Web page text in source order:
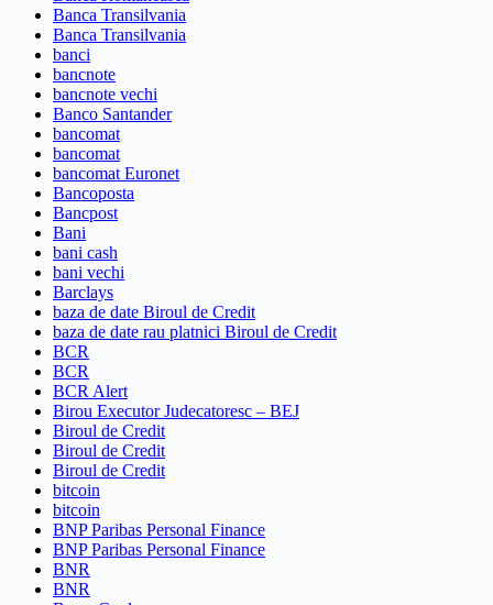
Banca Transilvania
Banca Transilvania
banci
bancnote
bancnote vechi
Banco Santander
bancomat
bancomat
bancomat Euronet
Bancoposta
Bancpost
Bani
bani cash
bani vechi
Barclays
baza de date Biroul de Credit
baza de date rau platnici Biroul de Credit
BCR
BCR
BCR Alert
Birou Executor Judecatoresc – BEJ
Biroul de Credit
Biroul de Credit
Biroul de Credit
bitcoin
bitcoin
BNP Paribas Personal Finance
BNP Paribas Personal Finance
BNR
BNR